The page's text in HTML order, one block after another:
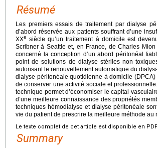
Résumé
Les premiers essais de traitement par dialyse
d’abord réservée aux patients souffrant d’une
XXe siècle qu’un traitement à domicile est
Scribner à Seattle et, en France, de Charles
concerné la conception d’un abord péritonéal
point de solutions de dialyse stériles non
autorisant le renouvellement automatique du
dialyse péritonéale quotidienne à domicile
de conserver une activité sociale et
technique permet d’économiser le capital
d’une meilleure connaissance des propriétés
techniques hémodialyse et dialyse péritonéale
vie du patient de prescrire la meilleure méthode
Le texte complet de cet article est disponible en
Summary